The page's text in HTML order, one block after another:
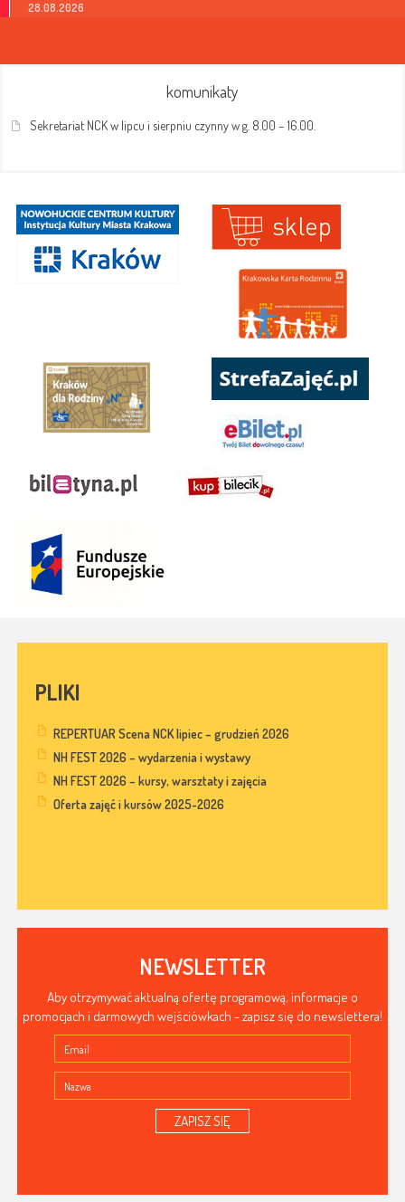
28.08.2026
komunikaty
Sekretariat NCK w lipcu i sierpniu czynny w g. 8.00 – 16.00.
PLIKI
REPERTUAR Scena NCK lipiec – grudzień 2026
NH FEST 2026 – wydarzenia i wystawy
NH FEST 2026 – kursy, warsztaty i zajęcia
Oferta zajęć i kursów 2025-2026
NEWSLETTER
Aby otrzymywać aktualną ofertę programową, informacje o
promocjach i darmowych wejściówkach - zapisz się do newslettera!
ZAPISZ SIĘ